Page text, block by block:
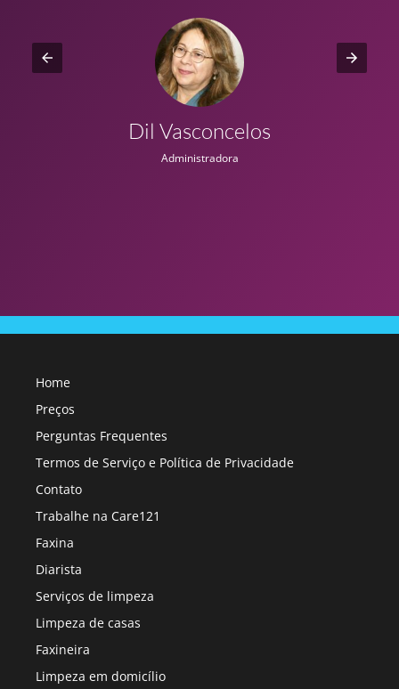
Dil Vasconcelos
Administradora
Home
Preços
Perguntas Frequentes
Termos de Serviço e Política de Privacidade
Contato
Trabalhe na Care121
Faxina
Diarista
Serviços de limpeza
Limpeza de casas
Faxineira
Limpeza em domicílio